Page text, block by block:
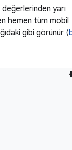
yarı
hemen tüm mobil
gibi görünür (